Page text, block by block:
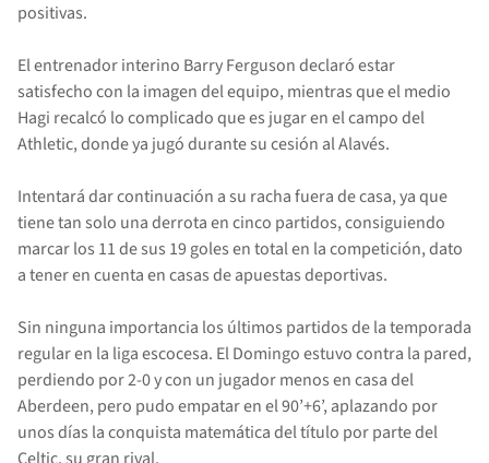
positivas.
El entrenador interino Barry Ferguson declaró estar
satisfecho con la imagen del equipo, mientras que el medio
Hagi recalcó lo complicado que es jugar en el campo del
Athletic, donde ya jugó durante su cesión al Alavés.
Intentará dar continuación a su racha fuera de casa, ya que
tiene tan solo una derrota en cinco partidos, consiguiendo
marcar los 11 de sus 19 goles en total en la competición, dato
a tener en cuenta en casas de apuestas deportivas.
Sin ninguna importancia los últimos partidos de la temporada
regular en la liga escocesa. El Domingo estuvo contra la pared,
perdiendo por 2-0 y con un jugador menos en casa del
Aberdeen, pero pudo empatar en el 90’+6’, aplazando por
unos días la conquista matemática del título por parte del